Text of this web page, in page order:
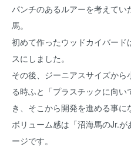
パンチのあるルアーを考えて
馬。
初めて作ったウッドカイバー
スにしました。
その後、ジーニアスサイズか
る時ふと「プラスチックに向
き、そこから開発を進める事に
ボリューム感は「沼海馬のJr.
ージです。